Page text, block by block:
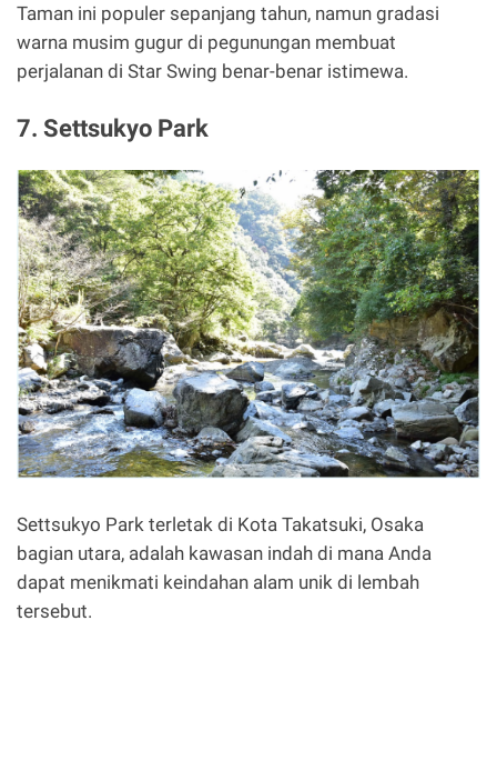
Taman ini populer sepanjang tahun, namun gradasi
warna musim gugur di pegunungan membuat
perjalanan di Star Swing benar-benar istimewa.
7. Settsukyo Park
Settsukyo Park terletak di Kota Takatsuki, Osaka
bagian utara, adalah kawasan indah di mana Anda
dapat menikmati keindahan alam unik di lembah
tersebut.